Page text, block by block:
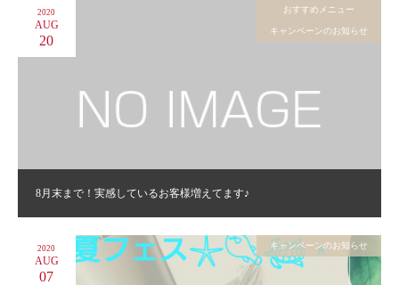
8月末まで！実感しているお客様増えてます♪
2020
AUG
20
おすすめメニュー
キャンペーンのお知らせ
2020
AUG
07
キャンペーンのお知らせ